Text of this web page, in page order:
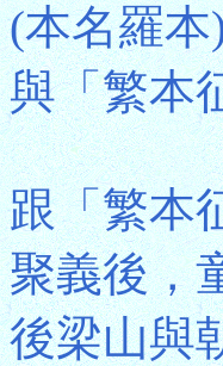
(本名羅
與「繁本
跟「繁本
聚義後，
後梁山與